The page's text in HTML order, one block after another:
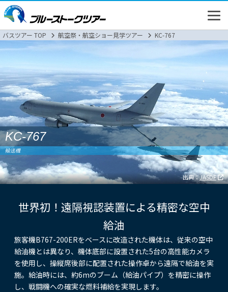
高速バス
バスツアー
新幹線
バスツアー TOP 航空祭・航空ショー見学ツアー KC-767
KC-767
輸送機
出典：JASDF
世界初！遠隔視認装置による精密な空中
給油
旅客機B767-200ERをベースに改造された機体は、従来の空中
給油機とは異なり、機体底部に設置された5台の高性能カメラ
を使用し、操縦席後部に配置された操作卓から遠隔で給油を実
施。給油時には、約6mのブーム（給油パイプ）を精密に操作
し、戦闘機への確実な燃料補給を実現します。